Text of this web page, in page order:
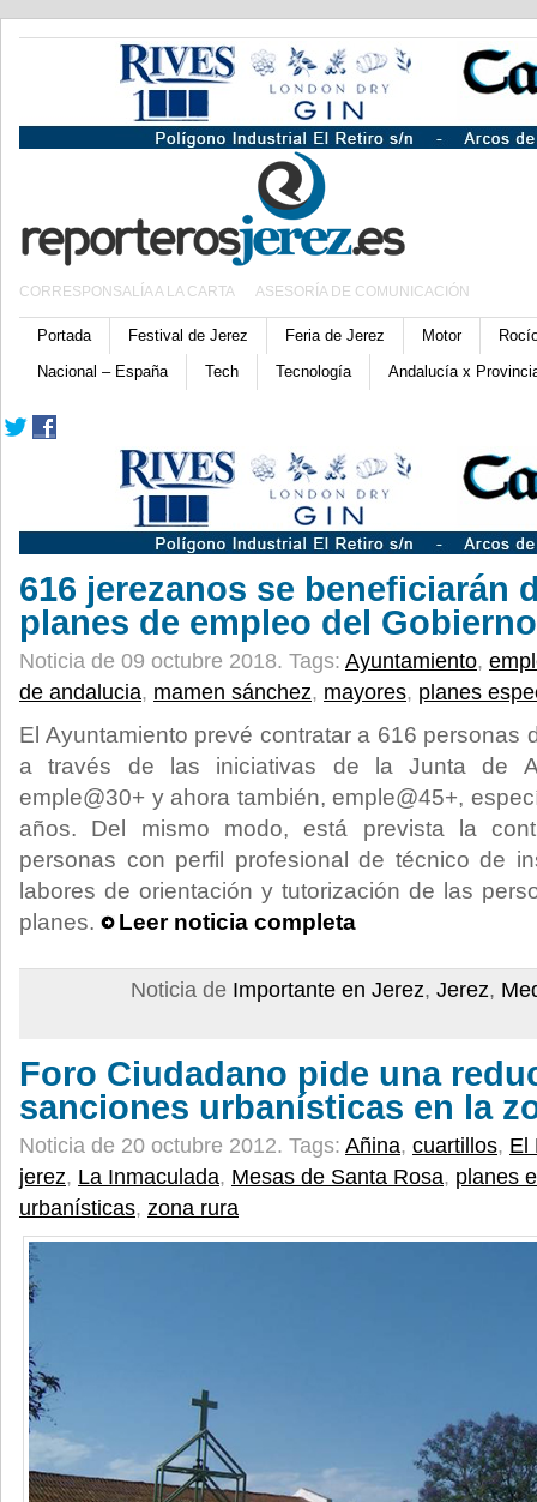
CORRESPONSALÍA A LA CARTA ASESORÍA DE COMUNICACIÓN
Portada Festival de Jerez Feria de Jerez Motor
Nacional – España
Tech Tecnología Andalucía x
616 jerezanos se beneficiarán
planes de empleo del Gobierno
Noticia de 09 octubre 2018. Tags: Ayuntamiento,
de andalucia, mamen sánchez, mayores, planes
El Ayuntamiento prevé contratar a 616 personas
a través de las iniciativas de la Junta de
emple@30+ y ahora también, emple@45+,
años. Del mismo modo, está prevista la
personas con perfil profesional de técnico de
labores de orientación y tutorización de las
planes.
Leer noticia completa
Noticia de Importante en Jerez, Jerez,
Foro Ciudadano pide una
sanciones urbanísticas en la
Noticia de 20 octubre 2012. Tags: Añina, cuartillos, El
jerez, La Inmaculada, Mesas de Santa Rosa, planes
urbanísticas, zona rura